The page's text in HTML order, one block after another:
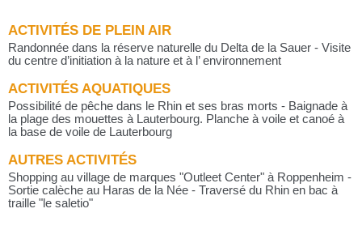
ACTIVITÉS DE PLEIN AIR
Randonnée dans la réserve naturelle du Delta de la Sauer - Visite
du centre d’initiation à la nature et à l’ environnement
ACTIVITÉS AQUATIQUES
Possibilité de pêche dans le Rhin et ses bras morts - Baignade à
la plage des mouettes à Lauterbourg. Planche à voile et canoé à
la base de voile de Lauterbourg
AUTRES ACTIVITÉS
Shopping au village de marques "Outleet Center" à Roppenheim -
Sortie calèche au Haras de la Née - Traversé du Rhin en bac à
traille "le saletio"